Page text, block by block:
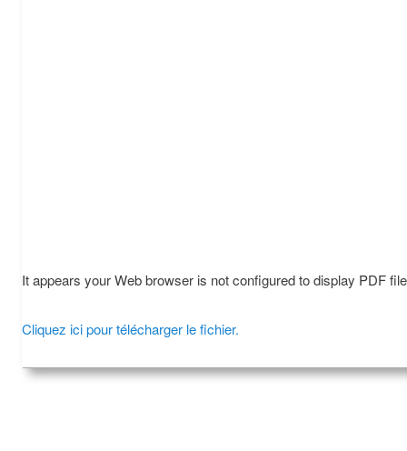
It appears your Web browser is not configured to display PDF
Cliquez ici pour télécharger le fichier.